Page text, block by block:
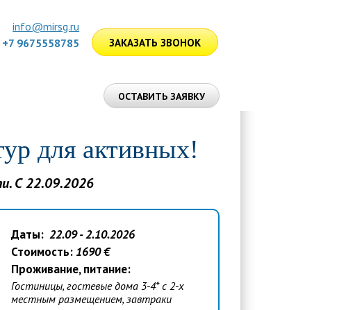
info@mirsg.ru
+7 9675558785
ЗАКАЗАТЬ ЗВОНОК
ОСТАВИТЬ ЗАЯВКУ
для активных!
С 22.09.2026
Даты: 22.09 - 2.10.2026
Стоимость: 1690 €
Проживание, питание:
Гостиницы, гостевые дома 3-4* с 2-х
местным размещением, завтраки